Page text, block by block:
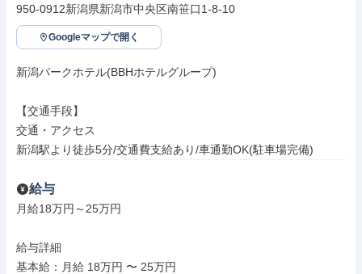
950-0912新潟県新潟市中央区南笹口1-8-10
Googleマップで開く
新潟パークホテル(BBHホテルグループ)
【交通手段】
交通・アクセス
新潟駅より徒歩5分/交通費支給あり/車通勤OK(駐車場完備)
給与
月給18万円～25万円
給与詳細
基本給：月給 18万円 〜 25万円